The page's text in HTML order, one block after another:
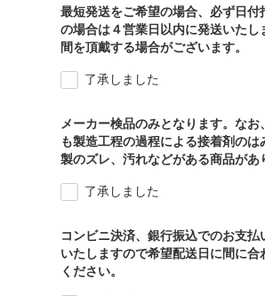
最短発送をご希望の場合、必ず日
の場合は４営業日以内に発送いた
間を頂戴する場合がございます。
了承しました
メーカー検品のみとなります。な
も製造工程の過程による接着剤の
製のズレ、汚れなどがある商品があ
了承しました
コンビニ決済、銀行振込でのお支
いたしますので希望配送日に間に
ください。